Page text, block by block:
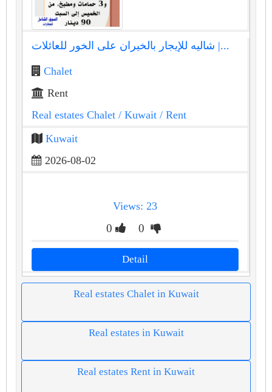
شاليه للإيجار بالخيران على الخور للعائلات |...
Chalet
Rent
Real estates Chalet / Kuwait / Rent
Kuwait
2026-08-02
Views: 23
0 0
Detail
Real estates Chalet in Kuwait
Real estates in Kuwait
Real estates Rent in Kuwait